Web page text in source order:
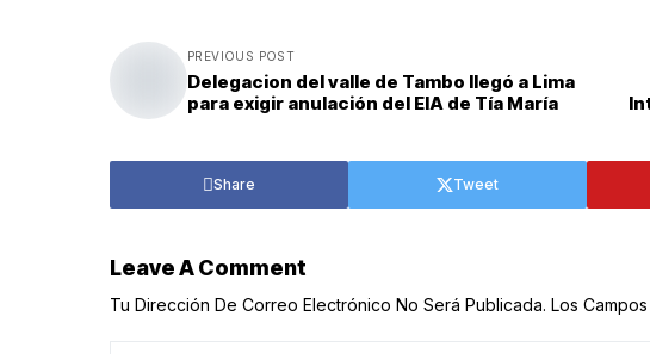
PREVIOUS POST
Delegacion del valle de Tambo llegó a Lima
para exigir anulación del EIA de Tía María
Share Tweet
Leave A Comment
Tu Dirección De Correo Electrónico No Será Publicada. Los